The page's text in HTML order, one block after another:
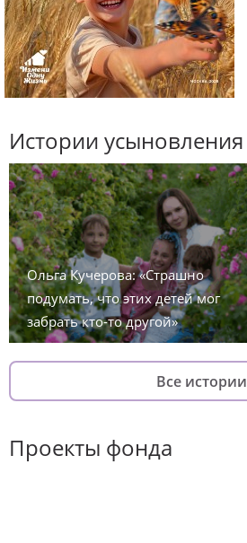
Истории усыновления
Ольга Кучерова: «Страшно
подумать, что этих детей мог
забрать кто-то другой»
Все истории
Проекты фонда